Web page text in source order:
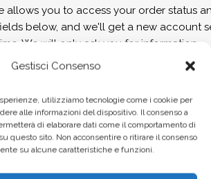
Gestisci Consenso
utilizziamo tecnologie come i cookie per
alle informazioni del dispositivo. Il consenso a
di elaborare dati come il comportamento di
questo sito. Non acconsentire o ritirare il consenso
su alcune caratteristiche e funzioni.
allows you to access your order status
below, and we'll get a new account
We will only ask you for information
the purchase process faster and easier.